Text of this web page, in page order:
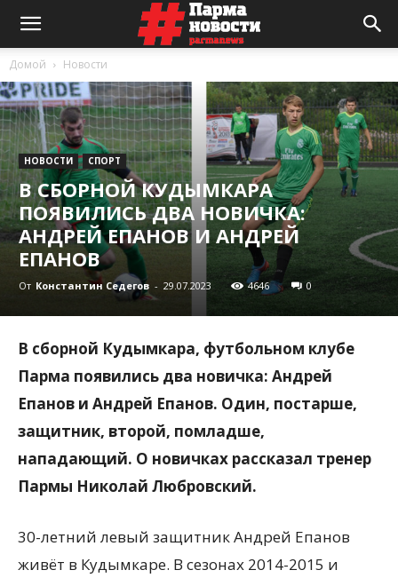
Домой Новости
НОВОСТИ СПОРТ
В СБОРНОЙ КУДЫМКАРА
ПОЯВИЛИСЬ ДВА НОВИЧКА:
АНДРЕЙ ЕПАНОВ И АНДРЕЙ
ЕПАНОВ
От Константин Седегов - 29.07.2023 4646 0
В сборной Кудымкара, футбольном клубе
Парма появились два новичка: Андрей
Епанов и Андрей Епанов. Один, постарше,
защитник, второй, помладше,
нападающий. О новичках рассказал тренер
Пармы Николай Любровский.
30-летний левый защитник Андрей Епанов
живёт в Кудымкаре. В сезонах 2014-2015 и